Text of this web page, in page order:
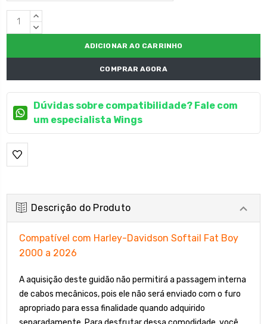
EstoqueQUANTIDADE
CRESCENTE:
QUANTIDADE
COMPRAR AGORA
Dúvidas sobre compatibilidade? Fale com
um especialista Wings
Descrição do Produto
Compatível com Harley-Davidson Softail Fat Boy
2000 a 2026
A aquisição deste guidão não permitirá a passagem interna
de cabos mecânicos, pois ele não será enviado com o furo
apropriado para essa finalidade quando adquirido